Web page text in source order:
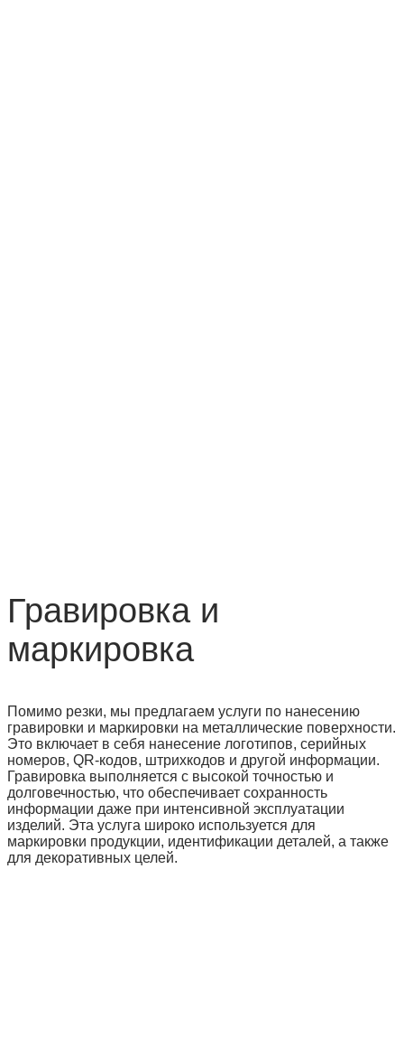
Гравировка и
маркировка
Помимо резки, мы предлагаем услуги по нанесению
гравировки и маркировки на металлические поверхности.
Это включает в себя нанесение логотипов, серийных
номеров, QR-кодов, штрихкодов и другой информации.
Гравировка выполняется с высокой точностью и
долговечностью, что обеспечивает сохранность
информации даже при интенсивной эксплуатации
изделий. Эта услуга широко используется для
маркировки продукции, идентификации деталей, а также
для декоративных целей.